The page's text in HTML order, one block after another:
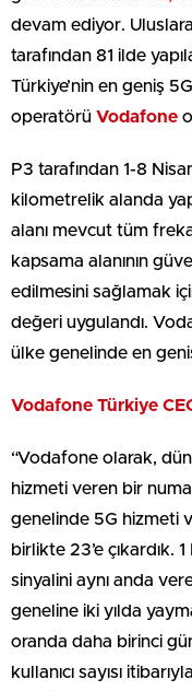
devam ediyor.
tarafından 81 ilde
Türkiye’nin en geniş
operatörü Vodafone
P3 tarafından 1-8
kilometrelik alanda
alanı mevcut tüm
kapsama alanının
edilmesini sağlamak
değeri uygulandı.
ülke genelinde en
Vodafone Türkiye
“Vodafone olarak,
hizmeti veren bir
genelinde 5G hizmeti
birlikte 23’e çıkardık.
sinyalini aynı anda
geneline iki yılda
oranda daha birinci
kullanıcı sayısı